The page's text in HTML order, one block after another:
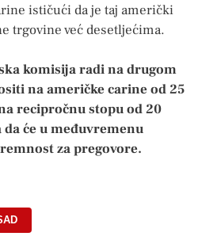
ističući da je taj američki
trgovine već desetljećima.
komisija radi na drugom
na američke carine od 25
recipročnu stopu od 20
će u međuvremenu
za pregovore.